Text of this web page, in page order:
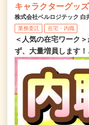
キャラクターグッ
株式会社ベルロジテック 白
業務委託 在宅・内職
＜人気の在宅ワーク
ず、大量増員します